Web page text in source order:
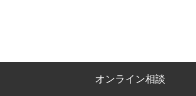
オンライン相談